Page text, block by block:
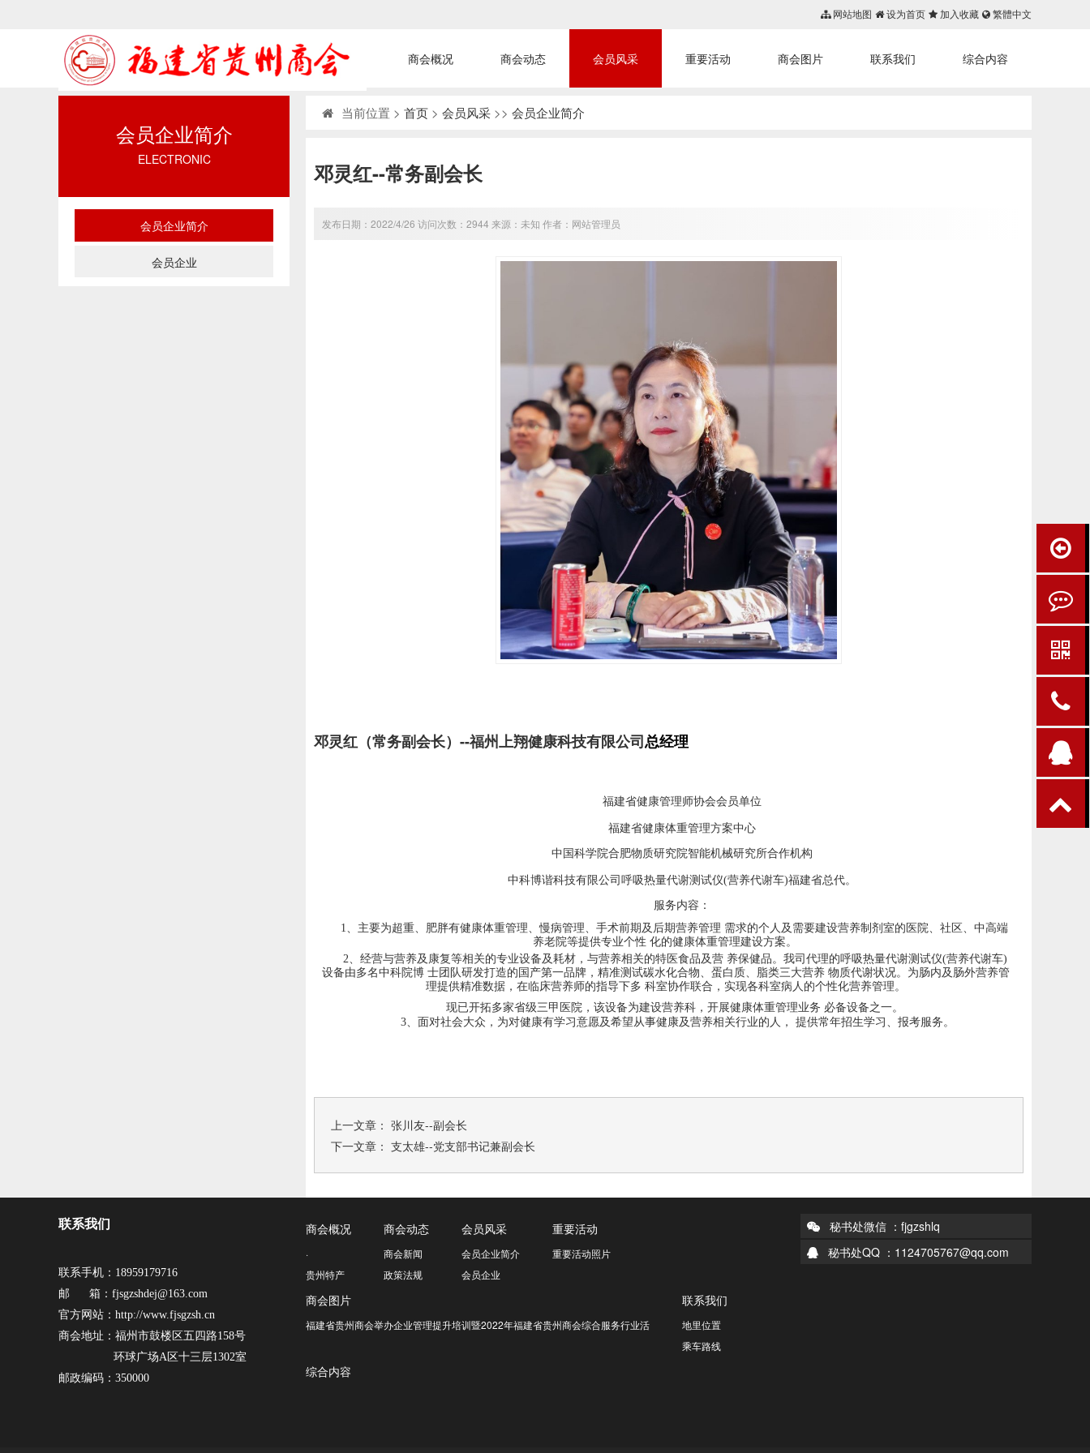
网站地图 设为首页 加入收藏 繁體中文
综合内容
联系我们
商会图片
重要活动
会员风采
商会动态
商会概况
会员企业简介
ELECTRONIC
会员企业简介
会员企业
当前位置 > 首页 > 会员风采 >> 会员企业简介
邓灵红--常务副会长
发布日期：2022/4/26 访问次数：2944 来源：未知 作者：网站管理员
邓灵红（常务副会长）--福州上翔健康科技有限公司 总经理
福建省健康管理师协会会员单位
福建省健康体重管理方案中心
中国科学院合肥物质研究院智能机械研究所合作机构
中科博谐科技有限公司呼吸热量代谢测试仪(营养代谢车)福建省总代。
服务内容：
1、主要为超重、肥胖有健康体重管理、慢病管理、手术前期及后期营养管理 需求的个人及需要建设营养制剂室的医院、社区、中高端
养老院等提供专业个性 化的健康体重管理建设方案。
2、经营与营养及康复等相关的专业设备及耗材，与营养相关的特医食品及营 养保健品。我司代理的呼吸热量代谢测试仪(营养代谢车)
设备由多名中科院博 士团队研发打造的国产第一品牌，精准测试碳水化合物、蛋白质、脂类三大营养 物质代谢状况。为肠内及肠外营养管
理提供精准数据，在临床营养师的指导下多 科室协作联合，实现各科室病人的个性化营养管理。
现已开拓多家省级三甲医院，该设备为建设营养科，开展健康体重管理业务 必备设备之一。
3、面对社会大众，为对健康有学习意愿及希望从事健康及营养相关行业的人， 提供常年招生学习、报考服务。
上一文章： 张川友--副会长
下一文章： 支太雄--党支部书记兼副会长
联系我们
联系手机：18959179716
邮 箱：fjsgzshdej@163.com
官方网站：http://www.fjsgzsh.cn
商会地址：福州市鼓楼区五四路158号
环球广场A区十三层1302室
邮政编码：350000
商会概况
·
贵州特产
商会动态
商会新闻
政策法规
会员风采
会员企业简介
会员企业
重要活动
重要活动照片
商会图片
福建省贵州商会举办企业管理提升培训暨2022年福建省贵州商会综合服务行业活
联系我们
地里位置
乘车路线
综合内容
秘书处微信 ：fjgzshlq
秘书处QQ ：1124705767@qq.com